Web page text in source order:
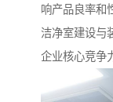
响产品良率和
洁净室建设与
企业核心竞争